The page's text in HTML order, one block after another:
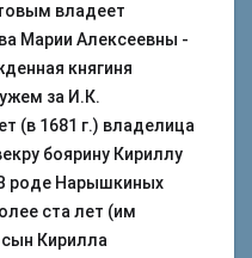
владеет
Марии Алексеевны -
княгиня
за И.К.
(в 1681 г.) владелица
боярину Кириллу
роде Нарышкиных
ста лет (им
Кирилла